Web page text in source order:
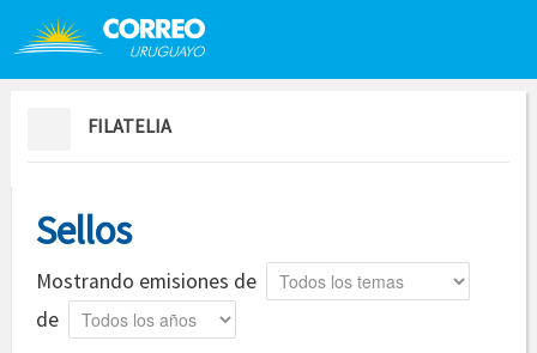
Saltar al contenido
FILATELIA
Sellos
Mostrando emisiones de Tema
de Año